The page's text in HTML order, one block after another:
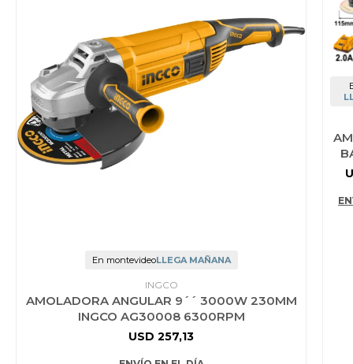
En montevideoLLEGA MAÑANA
INGCO
AMOLADORA ANGULAR 9´´ 3000W 230MM
INGCO AG30008 6300RPM
USD 257,13
Jardín y Aire Libre
Mascotas